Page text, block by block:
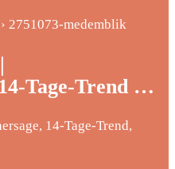
2751073-medemblik
Tage-Trend …
14-Tage-Trend,